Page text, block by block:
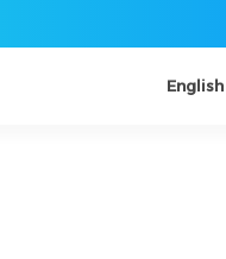
English